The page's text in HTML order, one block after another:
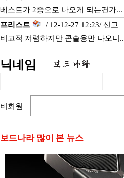
베스트가 2중으로 나오게 되는건가...
프리스트
/ 12-12-27 12:23/ 신고
비교적 저렴하지만 콘솔용만 나오니..
닉네임
비회원
보드나라 많이 본 뉴스